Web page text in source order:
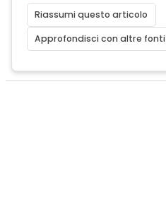
Riassumi questo articolo
Approfondisci con altre fonti